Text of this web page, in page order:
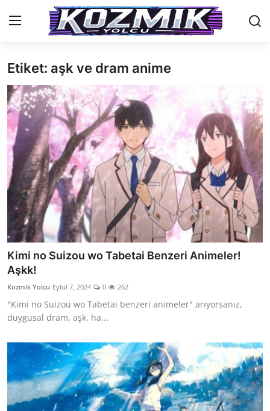
Anasayfa
Genel
İletişim
Anime Önerileri
Kore Dünyası
Anime Karakterleri
Anime
Dizi & Film
Testler
Etiket: aşk ve dram anime
Kimi no Suizou wo Tabetai Benzeri Animeler!
Aşkk!
Kozmik Yolcu Eylül 7, 2024 0 262
"Kimi no Suizou wo Tabetai benzeri animeler" arıyorsanız,
duygusal dram, aşk, ha...